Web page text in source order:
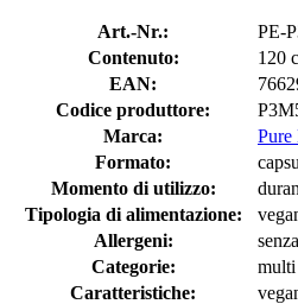
Art.-Nr.:
PE-
Contenuto:
120
EAN:
Codice produttore:
Marca:
Pure
Formato:
Momento di utilizzo:
Tipologia di alimentazione:
Allergeni:
Categorie:
multi
Caratteristiche: